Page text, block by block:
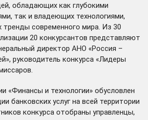
обладающих как глубокими
так и владеющих технологиями,
современного мира. Из 30
20 конкурсантов представляют
директор АНО «Россия –
руководитель конкурса «Лидеры
«Финансы и технологии» обусловлен
банковских услуг на всей территории
конкурса отобраны управленцы,